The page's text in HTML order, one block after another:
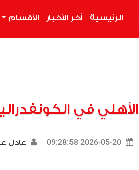
الرئيسية أخر الأخبار الأقسام
الأهلي في
2026-05-20 09:28:58 عادل